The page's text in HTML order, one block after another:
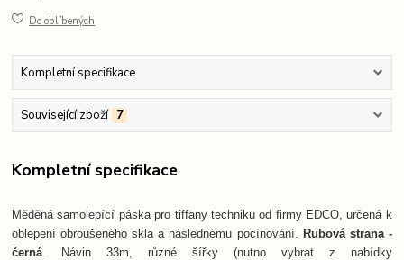
Do oblíbených
Kompletní specifikace
Související zboží 7
Kompletní specifikace
Měděná samolepící páska pro tiffany techniku od firmy EDCO, určená k
oblepení obroušeného skla a následnému pocínování.
Rubová strana -
černá . Návin 33m, různé šířky (nutno vybrat z nabídky